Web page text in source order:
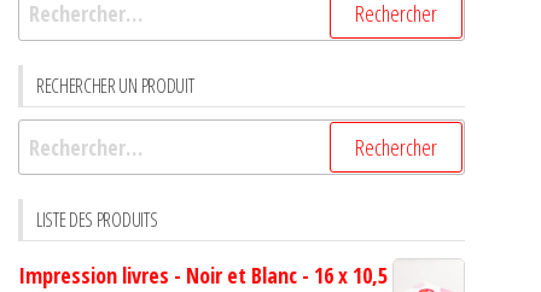
RECHERCHER UN PRODUIT
LISTE DES PRODUITS
Impression livres - Noir et Blanc - 16 x 10,5